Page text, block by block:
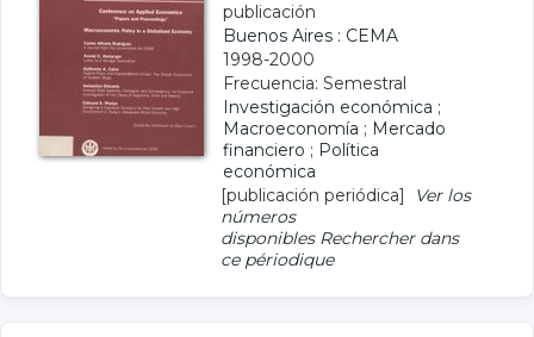
publicación
Buenos Aires : CEMA
1998-2000
Frecuencia: Semestral
Investigación económica ;
Macroeconomía ; Mercado
financiero ; Política
económica
[publicación periódica]
Ver los
números
disponibles Rechercher dans
ce périodique